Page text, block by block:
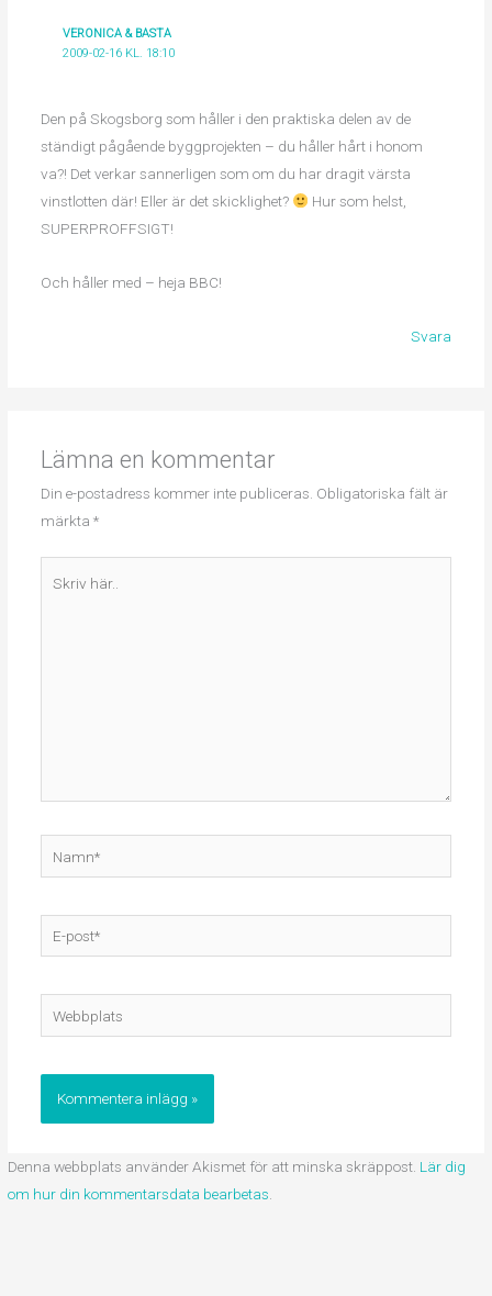
VERONICA & BASTA
2009-02-16 KL. 18:10
Den på Skogsborg som håller i den praktiska delen av de
ständigt pågående byggprojekten – du håller hårt i honom
va?! Det verkar sannerligen som om du har dragit värsta
vinstlotten där! Eller är det skicklighet?
Hur som helst,
SUPERPROFFSIGT!
Och håller med – heja BBC!
Svara
Lämna en kommentar
Din e-postadress kommer inte publiceras. Obligatoriska fält är
märkta *
post*
Webbplats
Denna webbplats använder Akismet för att minska skräppost. Lär dig
om hur din kommentarsdata bearbetas